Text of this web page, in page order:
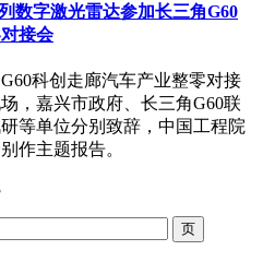
数字激光雷达参加长三角G60
接会
科创走廊汽车产业整零对接
，嘉兴市政府、长三角G60联
等单位分别致辞，中国工程院
作主题报告。